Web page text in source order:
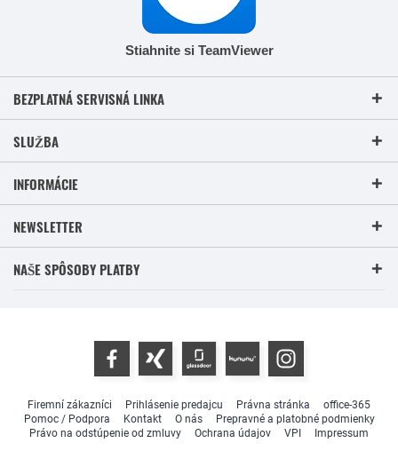
Stiahnite si TeamViewer
BEZPLATNÁ SERVISNÁ LINKA
SLUŽBA
INFORMÁCIE
NEWSLETTER
NAŠE SPÔSOBY PLATBY
Firemní zákazníci Prihlásenie predajcu Právna stránka
office-365
Pomoc / Podpora
Kontakt O nás
Prepravné a platobné podmienky
Právo na odstúpenie od zmluvy
Ochrana údajov VPI Impressum